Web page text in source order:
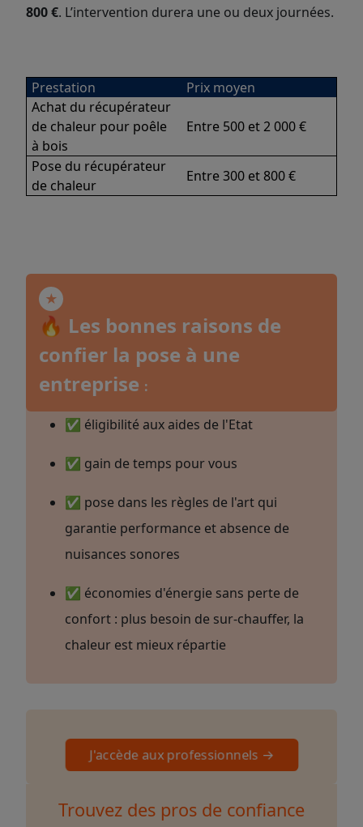
800 €. L’intervention durera une ou deux journées.
Prestation
Prix moyen
Achat du récupérateur
de chaleur pour poêle
à bois
Entre 500 et 2 000 €
Pose du récupérateur
de chaleur
Entre 300 et 800 €
🔥 Les bonnes raisons de
confier la pose à une
entreprise :
✅ éligibilité aux aides de l'Etat
✅ gain de temps pour vous
✅ pose dans les règles de l'art qui
garantie performance et absence de
nuisances sonores
✅ économies d'énergie sans perte de
confort : plus besoin de sur-chauffer, la
chaleur est mieux répartie
J'accède aux professionnels →
Trouvez des pros de confiance